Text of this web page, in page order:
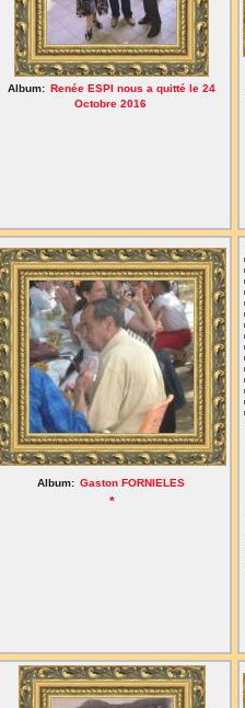
Album: Renée ESPI nous a quitté le 24
Octobre 2016
Album: Gaston FORNIELES
*